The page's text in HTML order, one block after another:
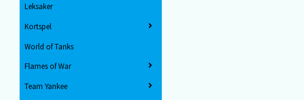
Leksaker
Kortspel
World of Tanks
Flames of War
Team Yankee